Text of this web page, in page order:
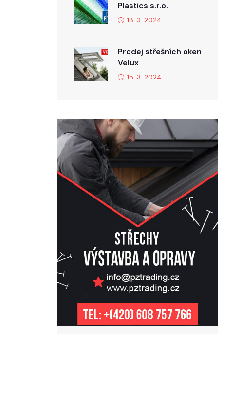
Plastics s.r.o.
18. 3. 2024
Prodej střešních oken
Velux
15. 3. 2024